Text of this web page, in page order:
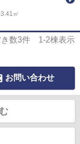
㎡
数3件 1-2棟表示
お問い合わせ